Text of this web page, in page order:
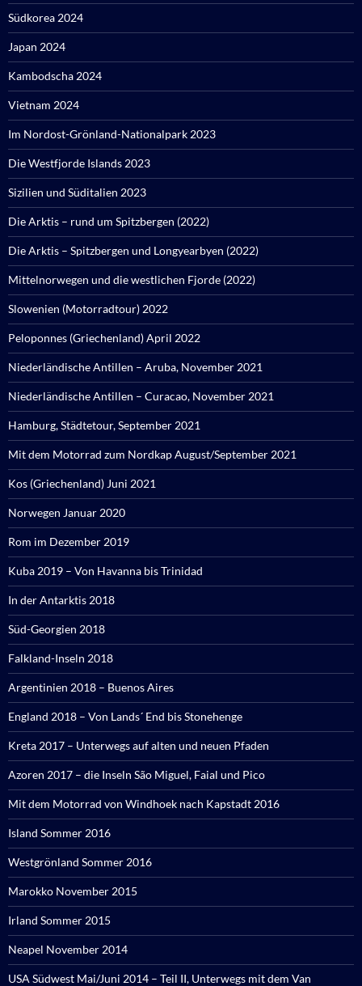
Südkorea 2024
Japan 2024
Kambodscha 2024
Vietnam 2024
Im Nordost-Grönland-Nationalpark 2023
Die Westfjorde Islands 2023
Sizilien und Süditalien 2023
Die Arktis – rund um Spitzbergen (2022)
Die Arktis – Spitzbergen und Longyearbyen (2022)
Mittelnorwegen und die westlichen Fjorde (2022)
Slowenien (Motorradtour) 2022
Peloponnes (Griechenland) April 2022
Niederländische Antillen – Aruba, November 2021
Niederländische Antillen – Curacao, November 2021
Hamburg, Städtetour, September 2021
Mit dem Motorrad zum Nordkap August/September 2021
Kos (Griechenland) Juni 2021
Norwegen Januar 2020
Rom im Dezember 2019
Kuba 2019 – Von Havanna bis Trinidad
In der Antarktis 2018
Süd-Georgien 2018
Falkland-Inseln 2018
Argentinien 2018 – Buenos Aires
England 2018 – Von Lands´ End bis Stonehenge
Kreta 2017 – Unterwegs auf alten und neuen Pfaden
Azoren 2017 – die Inseln São Miguel, Faial und Pico
Mit dem Motorrad von Windhoek nach Kapstadt 2016
Island Sommer 2016
Westgrönland Sommer 2016
Marokko November 2015
Irland Sommer 2015
Neapel November 2014
USA Südwest Mai/Juni 2014 – Teil II, Unterwegs mit dem Van